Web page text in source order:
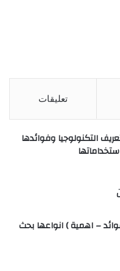
تعليقات
التكنولوجيا وفوائدها
– اهمية ) انواعها بحث